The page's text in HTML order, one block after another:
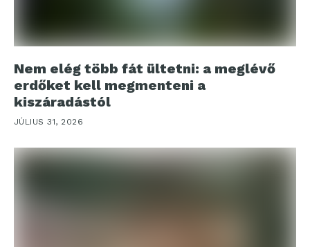
Nem elég több fát ültetni: a meglévő
erdőket kell megmenteni a
kiszáradástól
JÚLIUS 31, 2026